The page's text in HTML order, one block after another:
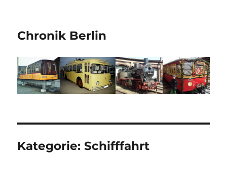
Chronik Berlin
Kategorie:Schifffahrt